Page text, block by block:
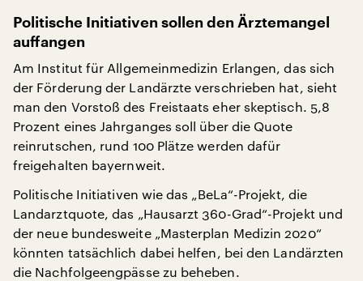
Politische Initiativen sollen den Ärztemangel
auffangen
Am Institut für Allgemeinmedizin Erlangen, das sich
der Förderung der Landärzte verschrieben hat, sieht
man den Vorstoß des Freistaats eher skeptisch. 5,8
Prozent eines Jahrganges soll über die Quote
reinrutschen, rund 100 Plätze werden dafür
freigehalten bayernweit.
Politische Initiativen wie das „BeLa“-Projekt, die
Landarztquote, das „Hausarzt 360-Grad“-Projekt und
der neue bundesweite „Masterplan Medizin 2020“
könnten tatsächlich dabei helfen, bei den Landärzten
die Nachfolgeengpässe zu beheben.